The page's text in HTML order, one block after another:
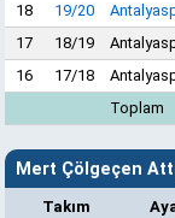
18
19/20
17
18/19
16
17/18
Toplam
Mert Çölgeçen
Takım